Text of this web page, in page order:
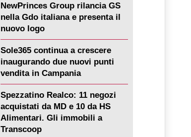
NewPrinces Group rilancia GS
nella Gdo italiana e presenta il
nuovo logo
Sole365 continua a crescere
inaugurando due nuovi punti
vendita in Campania
Spezzatino Realco: 11 negozi
acquistati da MD e 10 da HS
Alimentari. Gli immobili a
Transcoop